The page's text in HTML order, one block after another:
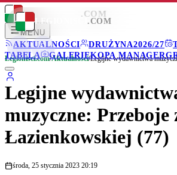
LEGIONISCI .COM
MENU
AKTUALNOŚCI
DRUŻYNA2026/27
TABELA
GALERIEKOPA MANAGER
LEGIONISCI .COM
Legionisci.com/Aktualności/
Legijne
muzyczne: Przeboje
Łazienkowskiej (77)
środa, 25 stycznia 2023 20:19